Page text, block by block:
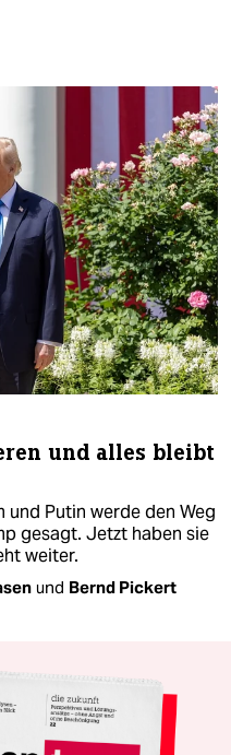
und alles bleibt
und Putin werde den Weg
gesagt. Jetzt haben sie
weiter.
und Bernd Pickert